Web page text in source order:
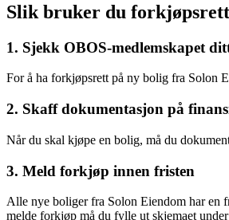
Slik bruker du
1. Sjekk OBOS-medlemskapet
For å ha forkjøpsrett på ny bolig fra Solon
2. Skaff dokumentasjon på
Når du skal kjøpe en bolig, må du
3. Meld forkjøp innen fristen
Alle nye boliger fra Solon Eiendom har en
melde forkjøp må du fylle ut skjemaet